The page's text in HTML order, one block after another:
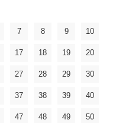
7 8 9 10
17 18 19 20
27 28 29 30
37 38 39 40
47 48 49 50